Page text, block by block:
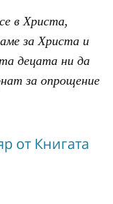
в Христа,
за Христа и
децата ни да
за опрощение
от Книгата